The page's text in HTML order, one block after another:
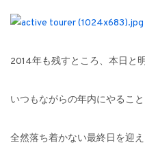
2014年も残すところ、本日と
いつもながらの年内にやるこ
全然落ち着かない最終日を迎え